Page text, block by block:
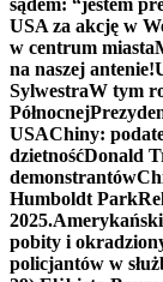
sądem: “jestem
USA za akcję w
w centrum miasta
na naszej antenie!
SylwestraW tym
Północnej
USAChiny:
dzietnośćDonald
demonstrantów
Humboldt Park
2025.
pobity i
policjantów w